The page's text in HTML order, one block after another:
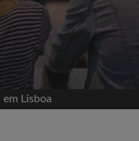
do tempo sem
Lisboa